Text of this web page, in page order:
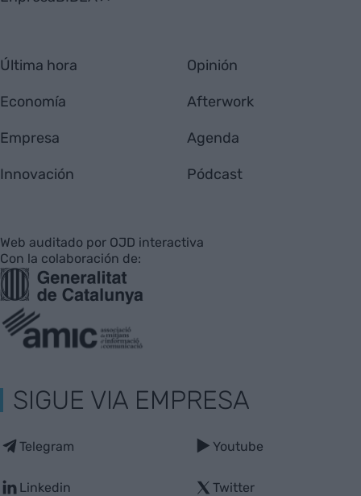
Última hora
Economía
Empresa
Innovación
Opinión
Afterwork
Agenda
Pódcast
Web auditado por OJD interactiva
Con la colaboración de:
SIGUE VIA EMPRESA
Telegram
Linkedin
Youtube
Twitter